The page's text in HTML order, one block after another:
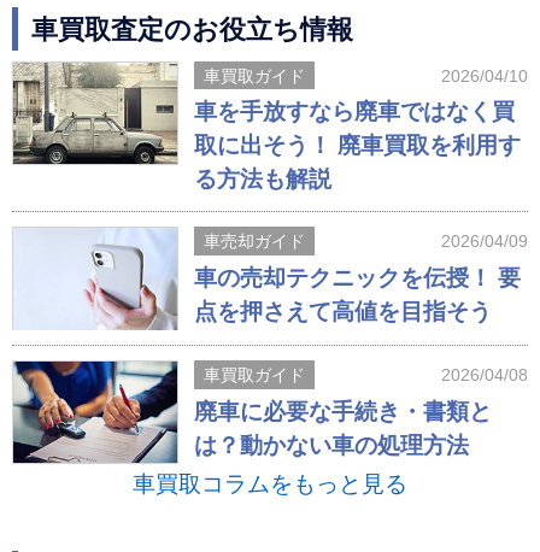
車買取査定のお役立ち情報
車買取ガイド 2026/04/10
車を手放すなら廃車ではなく買
取に出そう！ 廃車買取を利用す
る方法も解説
車売却ガイド 2026/04/09
車の売却テクニックを伝授！ 要
点を押さえて高値を目指そう
車買取ガイド 2026/04/08
廃車に必要な手続き・書類と
は？動かない車の処理方法
車買取コラムをもっと見る